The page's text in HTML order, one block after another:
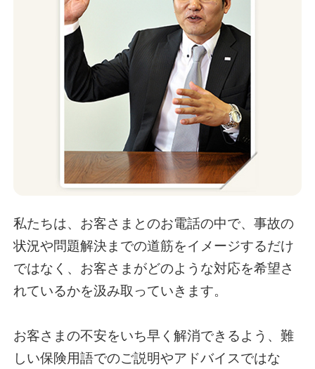
私たちは、お客さまとのお電話の中で、事故の
状況や問題解決までの道筋をイメージするだけ
ではなく、お客さまがどのような対応を希望さ
れているかを汲み取っていきます。
お客さまの不安をいち早く解消できるよう、難
しい保険用語でのご説明やアドバイスではな